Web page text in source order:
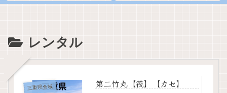
レンタル
三重県全域 第二竹丸【筏】【カセ】